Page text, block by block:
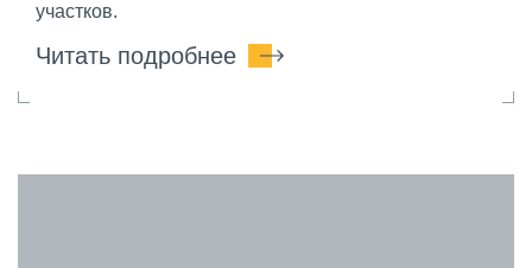
участков.
Читать подробнее